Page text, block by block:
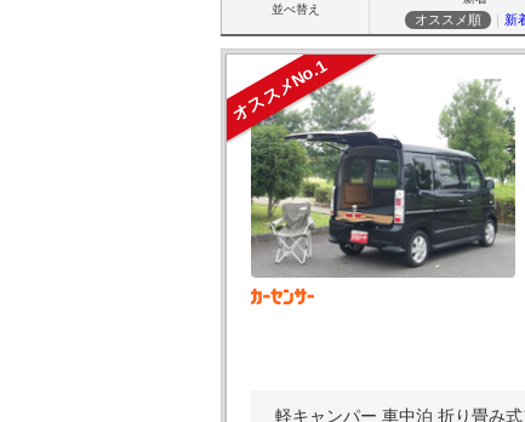
並べ替え
オススメ順 ｜ 新
オススメNo.1
軽キャンパー 車中泊 折り畳み